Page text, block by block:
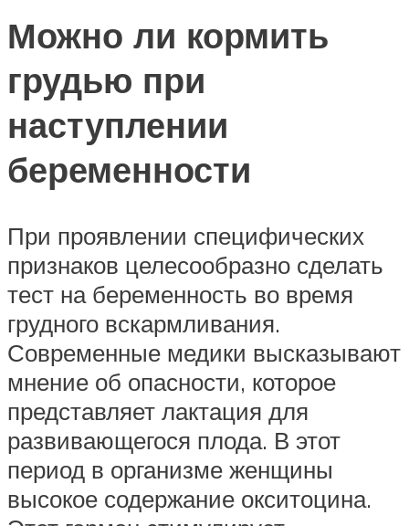
Можно ли кормить
грудью при
наступлении
беременности
При проявлении специфических
признаков целесообразно сделать
тест на беременность во время
грудного вскармливания.
Современные медики высказывают
мнение об опасности, которое
представляет лактация для
развивающегося плода. В этот
период в организме женщины
высокое содержание окситоцина.